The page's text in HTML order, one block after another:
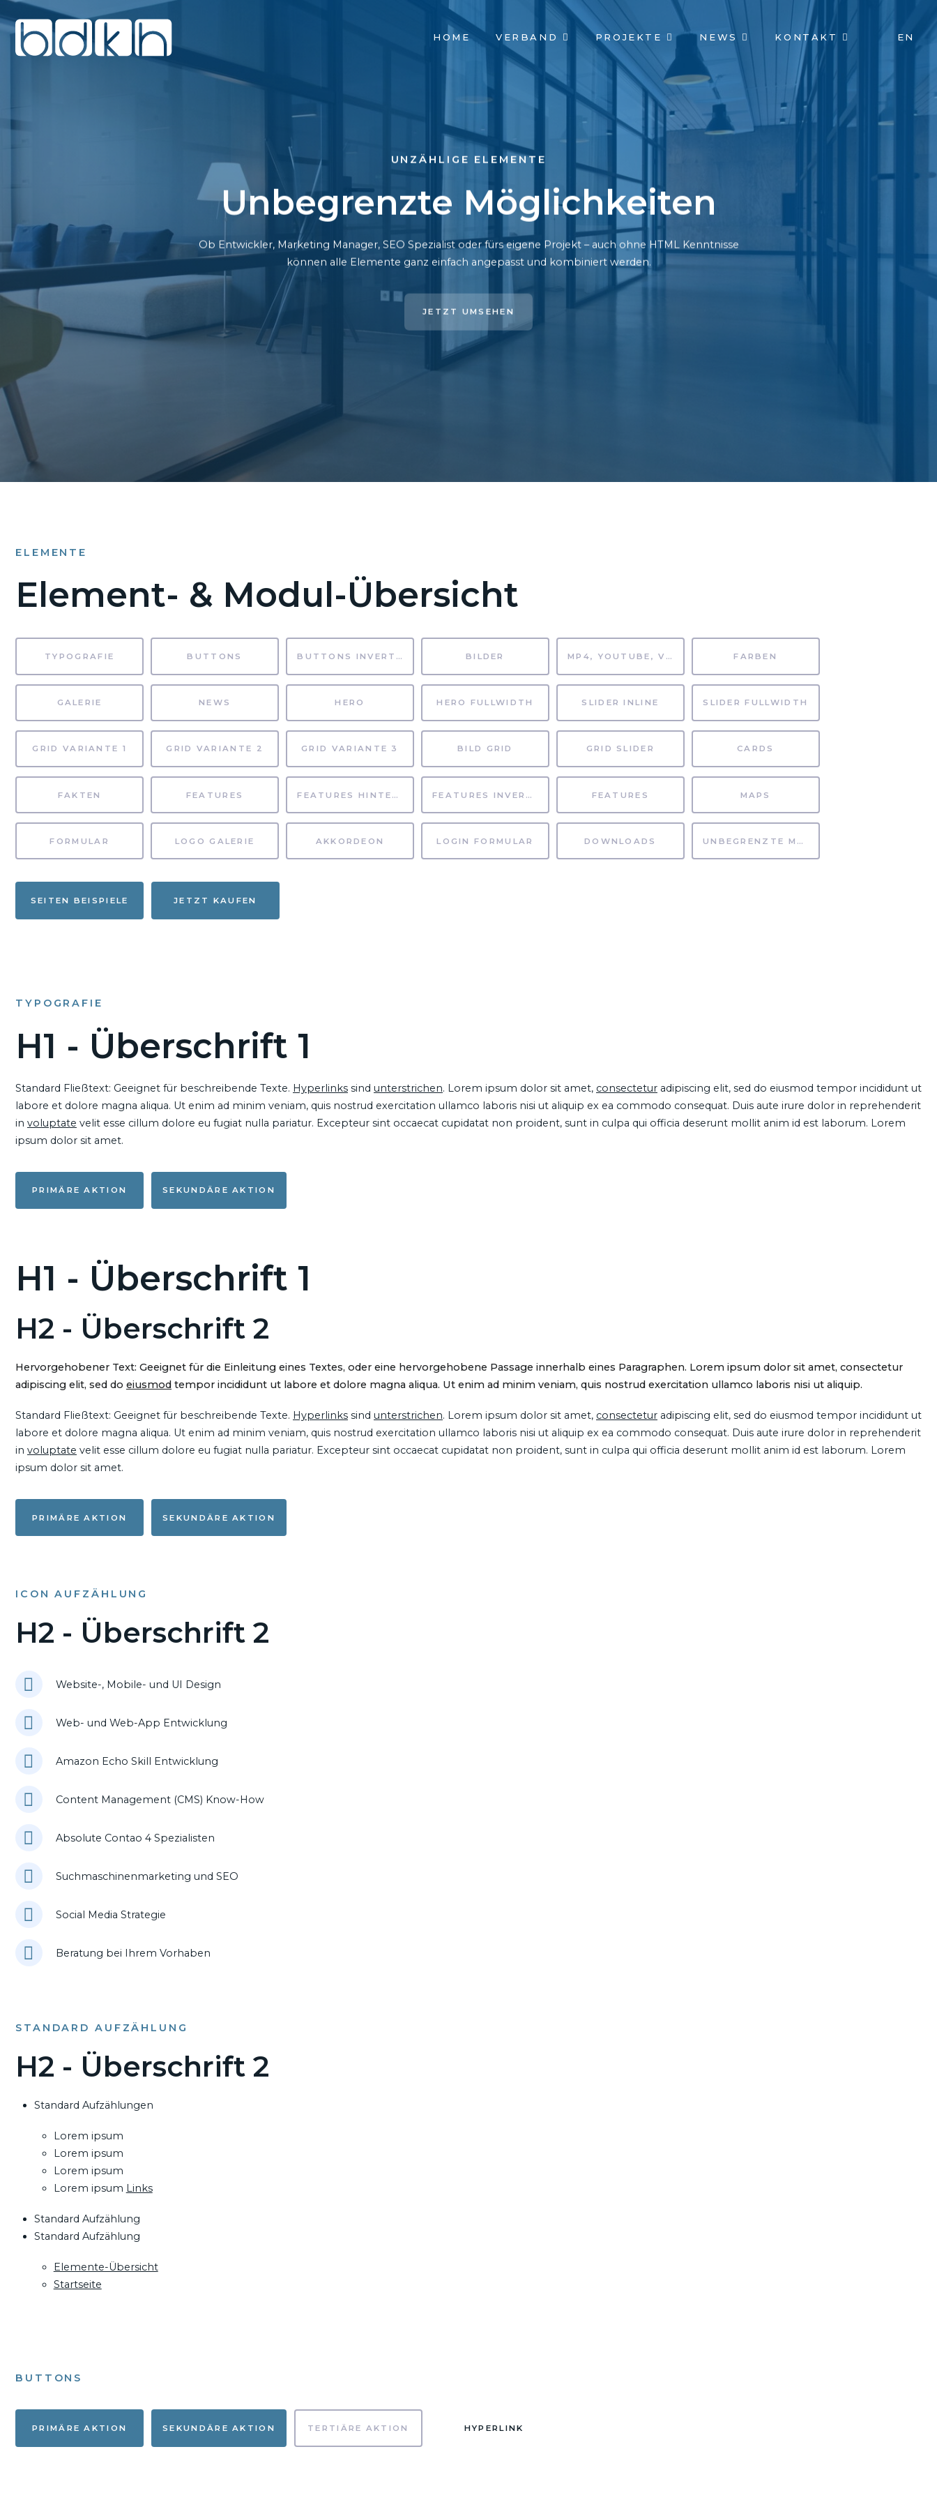
NAVIGATION
ÜBERSPRINGEN
HOME VERBAND PROJEKTE NEWS KONTAKT EN
UNZÄHLIGE ELEMENTE
Unbegrenzte Möglichkeiten
Ob Entwickler, Marketing Manager, SEO Spezialist oder fürs eigene Projekt – auch ohne HTML Kenntnisse
können alle Elemente ganz einfach angepasst und kombiniert werden.
JETZT UMSEHEN
ELEMENTE
Element- & Modul-Übersicht
TYPOGRAFIE BUTTONS BUTTONS INVERTIERT BILDER MP4, YOUTUBE, VIMEO FARBEN
GALERIE NEWS HERO HERO FULLWIDTH SLIDER INLINE SLIDER FULLWIDTH
GRID VARIANTE 1 GRID VARIANTE 2 GRID VARIANTE 3 BILD GRID GRID SLIDER CARDS
FAKTEN FEATURES FEATURES HINTERGRUND FEATURES INVERTIERT FEATURES MAPS
FORMULAR LOGO GALERIE AKKORDEON LOGIN FORMULAR DOWNLOADS UNBEGRENZTE MÖGLICHKEITEN
SEITEN BEISPIELE JETZT KAUFEN
TYPOGRAFIE
H1 - Überschrift 1
Standard Fließtext: Geeignet für beschreibende Texte. Hyperlinks sind unterstrichen. Lorem ipsum dolor sit amet, consectetur adipiscing elit, sed do eiusmod tempor incididunt ut
labore et dolore magna aliqua. Ut enim ad minim veniam, quis nostrud exercitation ullamco laboris nisi ut aliquip ex ea commodo consequat. Duis aute irure dolor in reprehenderit
in voluptate velit esse cillum dolore eu fugiat nulla pariatur. Excepteur sint occaecat cupidatat non proident, sunt in culpa qui officia deserunt mollit anim id est laborum. Lorem
ipsum dolor sit amet.
PRIMÄRE AKTION SEKUNDÄRE AKTION
H1 - Überschrift 1
H2 - Überschrift 2
Hervorgehobener Text: Geeignet für die Einleitung eines Textes, oder eine hervorgehobene Passage innerhalb eines Paragraphen. Lorem ipsum dolor sit amet, consectetur
adipiscing elit, sed do eiusmod tempor incididunt ut labore et dolore magna aliqua. Ut enim ad minim veniam, quis nostrud exercitation ullamco laboris nisi ut aliquip.
Standard Fließtext: Geeignet für beschreibende Texte. Hyperlinks sind unterstrichen. Lorem ipsum dolor sit amet, consectetur adipiscing elit, sed do eiusmod tempor incididunt ut
labore et dolore magna aliqua. Ut enim ad minim veniam, quis nostrud exercitation ullamco laboris nisi ut aliquip ex ea commodo consequat. Duis aute irure dolor in reprehenderit
in voluptate velit esse cillum dolore eu fugiat nulla pariatur. Excepteur sint occaecat cupidatat non proident, sunt in culpa qui officia deserunt mollit anim id est laborum. Lorem
ipsum dolor sit amet.
PRIMÄRE AKTION SEKUNDÄRE AKTION
ICON AUFZÄHLUNG
H2 - Überschrift 2
Website-, Mobile- und UI Design
Web- und Web-App Entwicklung
Amazon Echo Skill Entwicklung
Content Management (CMS) Know-How
Absolute Contao 4 Spezialisten
Suchmaschinenmarketing und SEO
Social Media Strategie
Beratung bei Ihrem Vorhaben
STANDARD AUFZÄHLUNG
H2 - Überschrift 2
Standard Aufzählungen
Lorem ipsum
Lorem ipsum
Lorem ipsum
Lorem ipsum Links
Standard Aufzählung
Standard Aufzählung
Elemente-Übersicht
Startseite
BUTTONS
PRIMÄRE AKTION SEKUNDÄRE AKTION TERTIÄRE AKTION HYPERLINK